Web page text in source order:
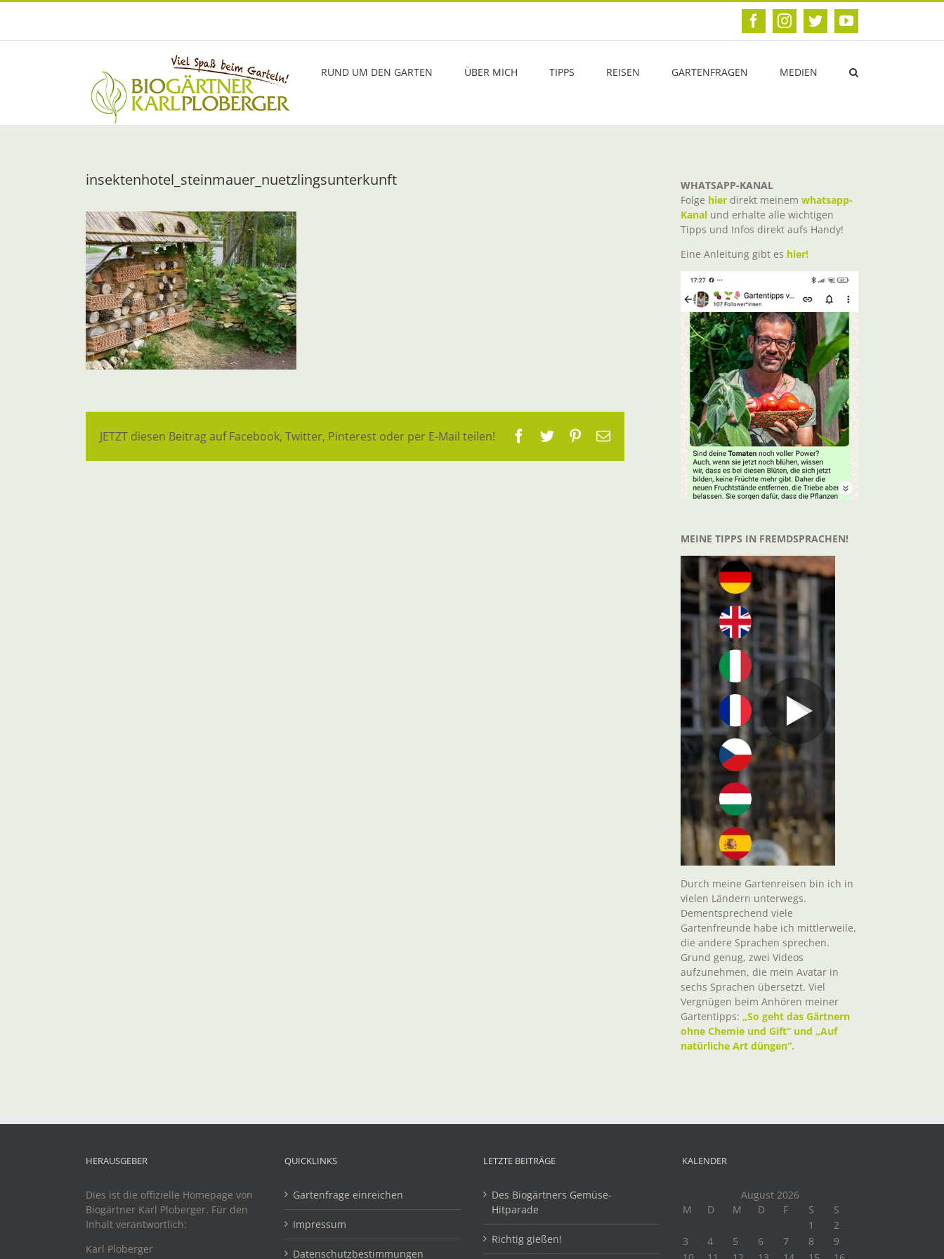
Zum
FacebookInstagram
TwitterYouTube
RUND UM DEN GARTEN ÜBER MICH TIPPS REISEN GARTENFRAGEN MEDIEN
insektenhotel_steinmauer_nuetzlingsunterkunft
JETZT diesen Beitrag auf Facebook, Twitter, Pinterest oder per E-Mail teilen! Facebook
TwitterPinterest
E-
WHATSAPP-KANAL
Folge hier direkt meinem whatsapp-
Kanal und erhalte alle wichtigen
Tipps und Infos direkt aufs Handy!
Eine Anleitung gibt es hier!
MEINE TIPPS IN FREMDSPRACHEN!
Durch meine Gartenreisen bin ich in
vielen Ländern unterwegs.
Dementsprechend viele
Gartenfreunde habe ich mittlerweile,
die andere Sprachen sprechen.
Grund genug, zwei Videos
aufzunehmen, die mein Avatar in
sechs Sprachen übersetzt. Viel
Vergnügen beim Anhören meiner
Gartentipps: „So geht das Gärtnern
ohne Chemie und Gift“ und „Auf
natürliche Art düngen“.
HERAUSGEBER
Dies ist die offizielle Homepage von
Biogärtner Karl Ploberger. Für den
Inhalt verantwortlich:
Karl Ploberger
QUICKLINKS
Gartenfrage einreichen
Impressum
Datenschutzbestimmungen
LETZTE BEITRÄGE
Des Biogärtners Gemüse-
Hitparade
Richtig gießen!
KALENDER
August 2026
M
D M D F S
S
1
2
3
4 5 6 7 8
9